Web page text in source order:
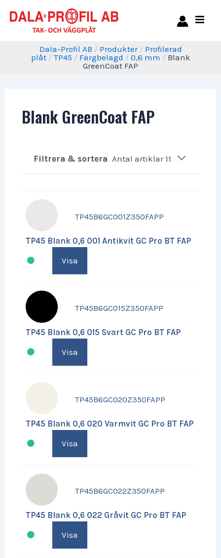
Dala-Profil AB / Produkter / Profilerad
plåt / TP45 / Färgbelagd / 0,6 mm / Blank
GreenCoat FAP
Blank GreenCoat FAP
Filtrera & sortera Antal artiklar 11
TP45B6GC001Z350FAPP
TP45 Blank 0,6 001 Antikvit GC Pro BT FAP
Visa
TP45B6GC015Z350FAPP
TP45 Blank 0,6 015 Svart GC Pro BT FAP
Visa
TP45B6GC020Z350FAPP
TP45 Blank 0,6 020 Varmvit GC Pro BT FAP
Visa
TP45B6GC022Z350FAPP
TP45 Blank 0,6 022 Gråvit GC Pro BT FAP
Visa